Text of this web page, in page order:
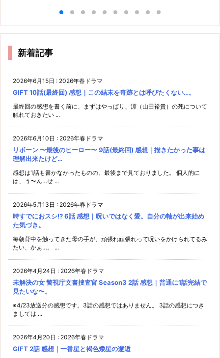
新着記事
2026年6月15日 : 2026年春ドラマ
GIFT 10話(最終回) 感想｜この結末を奇跡とは呼びたくない…。
最終回の感想を書く前に、まずはやっぱり、涼（山田裕貴）の死について
触れておきたい ...
2026年6月10日 : 2026年春ドラマ
リボーン 〜最後のヒーロー〜 9話(最終回) 感想｜描きたかった事は
理解出来たけど…
感想は1話も書かなかったものの、最後まで見ておりました。 個人的に
は、う〜ん…せ ...
2026年5月13日 : 2026年春ドラマ
時すでにおスシ!? 6話 感想｜呪いではなく愛。自分の軸が出来始め
た気づき。
毎朝背中を触ってきた母の手が、頑張れ頑張れって呪いをかけられてるみ
たい、かぁ…。 ...
2026年4月24日 : 2026年春ドラマ
未解決の女 警視庁文書捜査官 Season3 2話 感想｜普通に1話完結で
見たいな〜。
※4/23放送分の感想です。3話の感想ではありません。 3話の感想につき
ましては ...
2026年4月20日 : 2026年春ドラマ
GIFT 2話 感想｜一番星と褐色矮星の邂逅